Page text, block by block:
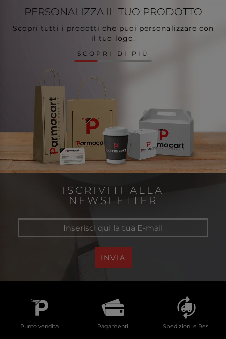
PERSONALIZZA IL TUO PRODOTTO
Scopri tutti i prodotti che puoi personalizzare con
il tuo logo.
SCOPRI DI PIÙ
ISCRIVITI ALLA
NEWSLETTER
INVIA
Punto vendita Pagamenti Spedizioni e Resi